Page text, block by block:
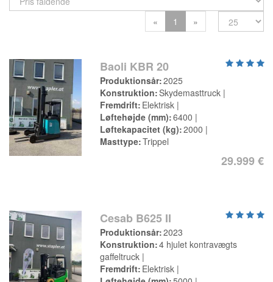
« Previous
1 »
Baoli KBR 20
Produktionsår 2025
Konstruktion Skydemasttruck
Fremdrift Elektrisk
Løftehøjde (mm) 6400
Løftekapacitet (kg) 2000
Masttype Trippel
29.999 €
Cesab B625 II
Produktionsår 2023
Konstruktion 4 hjulet kontravægts
gaffeltruck
Fremdrift Elektrisk